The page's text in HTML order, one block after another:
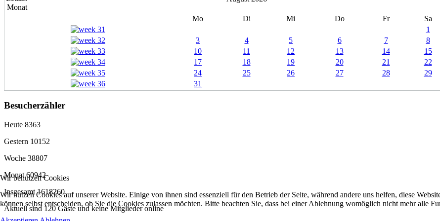
Mo Di Mi Do Fr Sa
1
3
4 5 6 7 8
10
11 12 13 14 15
17
18 19 20 21 22
24
25 26 27 28 29
31
Besucherzähler
Heute 8363
Gestern 10152
Woche 38807
Monat60942
Insgesamt1618260
Aktuell sind 120 Gäste und keine Mitglieder online
Wir benutzen Cookies
Wir nutzen Cookies auf unserer Website. Einige von ihnen sind essenziell für den Betrieb der Seite, während andere uns helfen, diese
können selbst entscheiden, ob Sie die Cookies zulassen möchten. Bitte beachten Sie, dass bei einer Ablehnung womöglich nicht mehr alle